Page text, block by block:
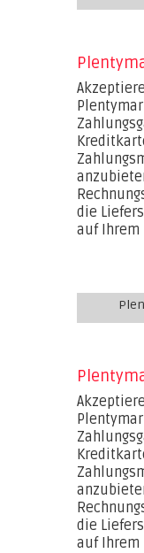
die
auf Ihrem
die
auf Ihrem